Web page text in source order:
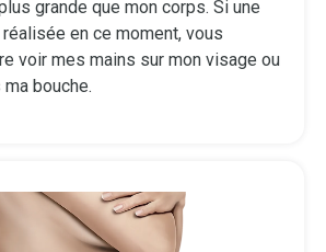
grande que mon corps. Si une
en ce moment, vous
voir mes mains sur mon visage ou
bouche.